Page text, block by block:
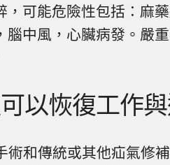
，可能危險性包括：麻
腦中風，心臟病發。嚴
以恢復工作
術和傳統或其他疝氣修